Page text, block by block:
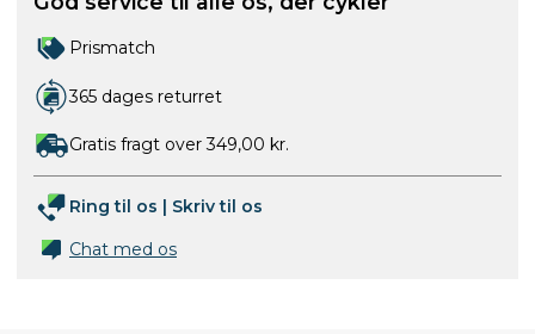
Prismatch
365 dages returret
Gratis fragt over 349,00 kr.
Ring til os | Skriv til os
Chat med os